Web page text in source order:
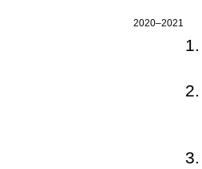
2020–2021